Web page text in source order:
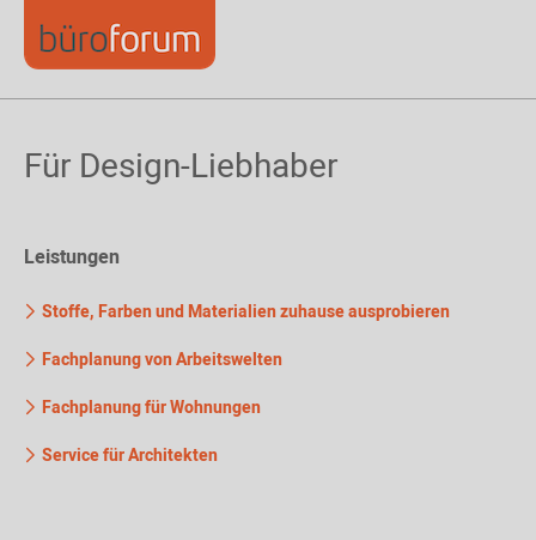
Für Design-Liebhaber
Leistungen
Stoffe, Farben und Materialien zuhause ausprobieren
Fachplanung von Arbeitswelten
Fachplanung für Wohnungen
Service für Architekten